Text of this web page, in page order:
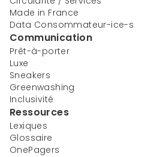
Made in France
Data Consommateur-ice-s
Communication
Prêt-à-porter
Luxe
Sneakers
Greenwashing
Inclusivité
Ressources
Lexiques
Glossaire
OnePagers